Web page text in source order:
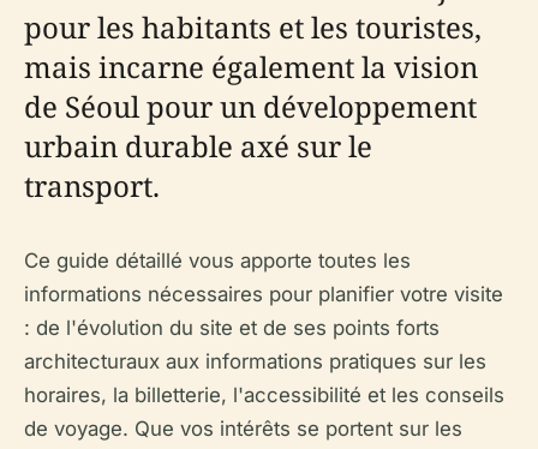
pour les habitants et les touristes,
mais incarne également la vision
de Séoul pour un développement
urbain durable axé sur le
transport.
Ce guide détaillé vous apporte toutes les
informations nécessaires pour planifier votre visite
: de l'évolution du site et de ses points forts
architecturaux aux informations pratiques sur les
horaires, la billetterie, l'accessibilité et les conseils
de voyage. Que vos intérêts se portent sur les